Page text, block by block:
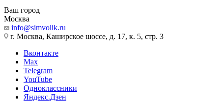
Ваш город
Москва
info@simvolik.ru
г. Москва, Каширское шоссе, д. 17, к. 5, стр. 3
Вконтакте
Max
Telegram
YouTube
Одноклассники
Яндекс.Дзен